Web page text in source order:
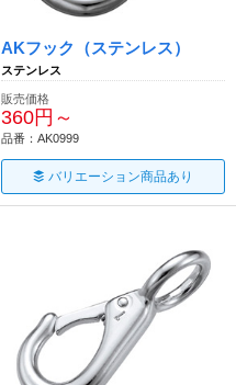
AKフック（ステンレス）
ステンレス
販売価格
360円～
品番：AK0999
バリエーション商品あり